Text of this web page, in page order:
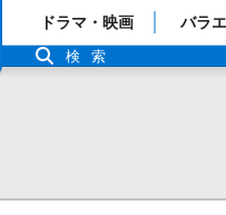
「TBSテレビ」トップページ
番組表
ドラマ・映画 バラ
検索